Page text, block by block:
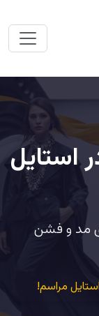
استایل
مد و فشن
مراسم!